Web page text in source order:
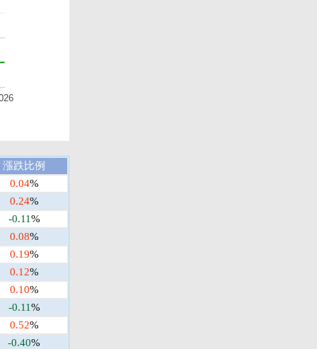
漲跌比例
0.04%
0.24%
-0.11%
0.08%
0.19%
0.12%
0.10%
-0.11%
0.52%
-0.40%